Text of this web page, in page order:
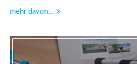
mehr davon...